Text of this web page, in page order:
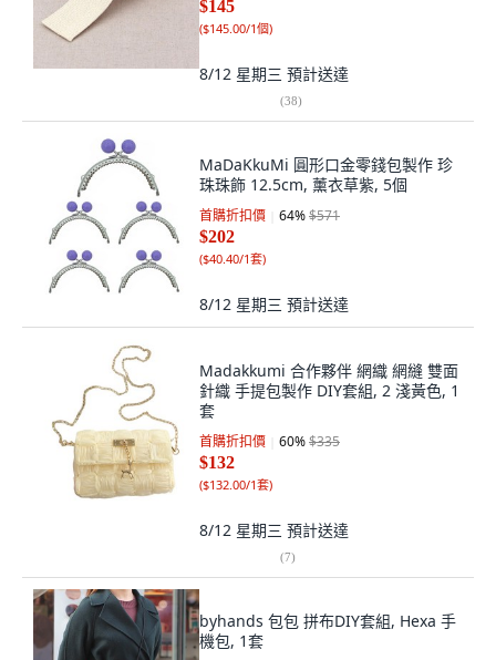
$145
($145.00/1個)
8/12 星期三 預計送達
(38)
MaDaKkuMi 圓形口金零錢包製作 珍
珠珠飾 12.5cm, 薰衣草紫, 5個
首購折扣價 64%$571
$202
($40.40/1套)
8/12 星期三 預計送達
Madakkumi 合作夥伴 網織 網縫 雙面
針織 手提包製作 DIY套組, 2 淺黃色, 1
套
首購折扣價 60%$335
$132
($132.00/1套)
8/12 星期三 預計送達
(7)
byhands 包包 拼布DIY套組, Hexa 手
機包, 1套